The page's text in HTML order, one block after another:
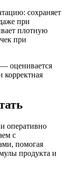
сохраняет
при
плотную
при
оценивается
корректная
оперативно
с
помогая
продукта и